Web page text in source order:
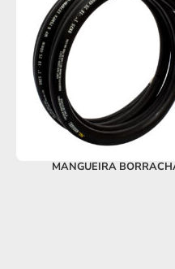
MANGUEIRA